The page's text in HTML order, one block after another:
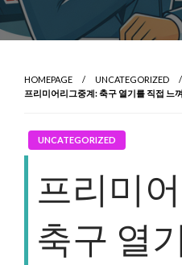
HOMEPAGE
UNCATEGORIZED
프리미어리그중계: 축구 열기를 직접 느
UNCATEGORIZED
프리미
축구 열